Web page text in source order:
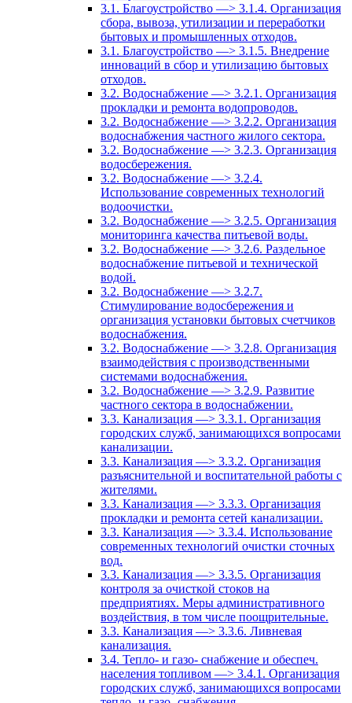
3.1. Благоустройство —> 3.1.4. Организация
сбора, вывоза, утилизации и переработки
бытовых и промышленных отходов.
3.1. Благоустройство —> 3.1.5. Внедрение
инноваций в сбор и утилизацию бытовых
отходов.
3.2. Водоснабжение —> 3.2.1. Организация
прокладки и ремонта водопроводов.
3.2. Водоснабжение —> 3.2.2. Организация
водоснабжения частного жилого сектора.
3.2. Водоснабжение —> 3.2.3. Организация
водосбережения.
3.2. Водоснабжение —> 3.2.4.
Использование современных технологий
водоочистки.
3.2. Водоснабжение —> 3.2.5. Организация
мониторинга качества питьевой воды.
3.2. Водоснабжение —> 3.2.6. Раздельное
водоснабжение питьевой и технической
водой.
3.2. Водоснабжение —> 3.2.7.
Стимулирование водосбережения и
организация установки бытовых счетчиков
водоснабжения.
3.2. Водоснабжение —> 3.2.8. Организация
взаимодействия с производственными
системами водоснабжения.
3.2. Водоснабжение —> 3.2.9. Развитие
частного сектора в водоснабжении.
3.3. Канализация —> 3.3.1. Организация
городских служб, занимающихся вопросами
канализации.
3.3. Канализация —> 3.3.2. Организация
разъяснительной и воспитательной работы с
жителями.
3.3. Канализация —> 3.3.3. Организация
прокладки и ремонта сетей канализации.
3.3. Канализация —> 3.3.4. Использование
современных технологий очистки сточных
вод.
3.3. Канализация —> 3.3.5. Организация
контроля за очисткой стоков на
предприятиях. Меры административного
воздействия, в том числе поощрительные.
3.3. Канализация —> 3.3.6. Ливневая
канализация.
3.4. Тепло- и газо- снабжение и обеспеч.
населения топливом —> 3.4.1. Организация
городских служб, занимающихся вопросами